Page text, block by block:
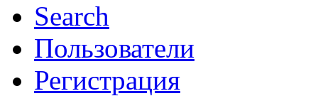
Search
Пользователи
Регистрация